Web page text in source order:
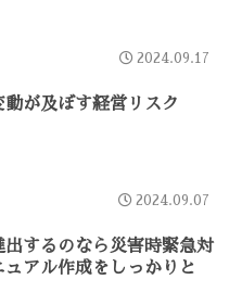
2024.09.17
動が及ぼす経営リスク
2024.09.07
出するのなら災害時緊急対
ュアル作成をしっかりと